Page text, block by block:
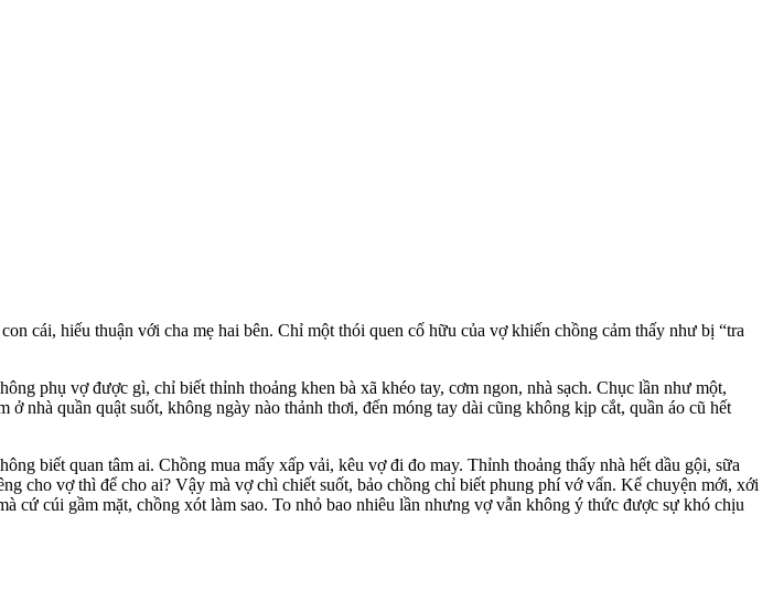
cái, hiếu thuận với cha mẹ hai bên. Chỉ một thói quen cố hữu của vợ khiến chồng cảm thấy như bị “tr‌a
phụ vợ được gì, chỉ biết thỉnh thoảng khen bà xã khéo tay, cơm ngon, nhà sạch. Chục lần như một,
nhà quần quật suốt, không ngày nào thảnh thơi, đến móng tay dài cũng không kịp cắt, quần áo cũ hết
biết quan tâm ai. Chồng mua mấy xấp vải, kêu vợ đi đo may. Thỉnh thoảng thấy nhà hết dầu gội, sữa
cho vợ thì để cho ai? Vậy mà vợ chì chiết suốt, bảo chồng chỉ biết phung phí vớ vẩn. Kể chuyện mới, xới
cứ cúi gầm mặt, chồng xót làm sao. To nhỏ bao nhiêu lần nhưng vợ vẫn không ý thức được sự khó chịu